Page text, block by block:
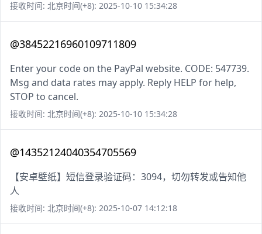
接收时间: 北京时间(+8): 2025-10-10 15:34:28
@38452216960109711809
Enter your code on the PayPal website. CODE: 547739.
Msg and data rates may apply. Reply HELP for help,
STOP to cancel.
接收时间: 北京时间(+8): 2025-10-10 15:34:28
@14352124040354705569
【安卓壁纸】短信登录验证码：3094，切勿转发或告知他
人
接收时间: 北京时间(+8): 2025-10-07 14:12:18